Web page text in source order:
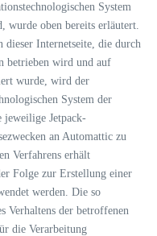
System
wurde oben bereits erläutert.
Internetseite, die durch
betrieben wird und auf
wurde, wird der
System der
jeweilige Jetpack-
an Automattic zu
Verfahrens erhält
Folge zur Erstellung einer
werden. Die so
Verhaltens der betroffenen
die Verarbeitung